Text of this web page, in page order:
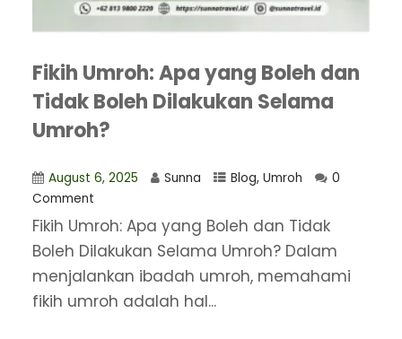
Fikih Umroh: Apa yang Boleh dan
Tidak Boleh Dilakukan Selama
Umroh?
August 6, 2025 Sunna Blog, Umroh
0
Comment
Fikih Umroh: Apa yang Boleh dan Tidak
Boleh Dilakukan Selama Umroh? Dalam
menjalankan ibadah umroh, memahami
fikih umroh adalah hal...